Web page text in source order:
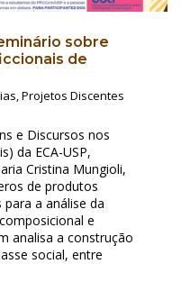
sobre
de
,Projetos Discentes
e Discursos nos
da ECA-USP,
Cristina Mungioli,
de produtos
a análise da
e
analisa a construção
social, entre